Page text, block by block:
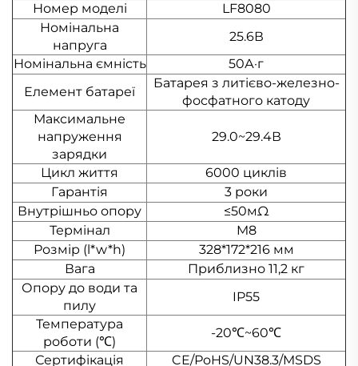
Номер моделі
LF8080
Номінальна
напруга
25.6В
Номінальна ємність
50А·г
Елемент батареї
Батарея з литієво-железно-
фосфатного катоду
Максимальне
напруження
зарядки
29.0~29.4В
Цикл життя
6000 циклів
Гарантія
3 роки
Внутрішньо опору
≤50мΩ
Термінал
M8
Розмір (l*w*h)
328*172*216 мм
Вага
Приблизно 11,2 кг
Опору до води та
пилу
IP55
Температура
роботи (℃)
-20℃~60℃
Сертифікація
CE/РoHS/UN38.3/MSDS